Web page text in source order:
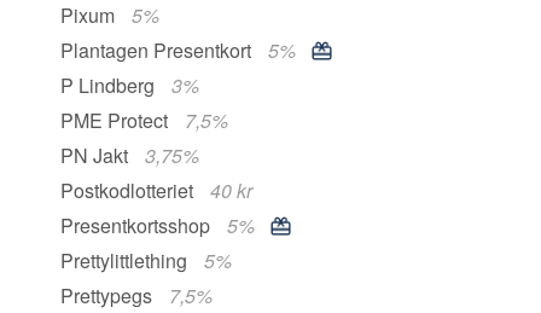
Pixum
5%
Plantagen Presentkort
5%
P Lindberg
3%
PME Protect
7,5%
PN Jakt
3,75%
Postkodlotteriet
40 kr
Presentkortsshop
5%
Prettylittlething
5%
Prettypegs
7,5%